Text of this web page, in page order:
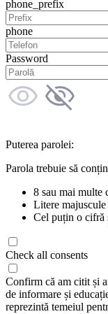
phone_prefix
phone
Password
Puterea parolei:
Parola trebuie să
8 sau mai multe
Litere
Cel puțin o cifră
Check all consents
Confirm că am citit și
de informare și
reprezintă temeiul